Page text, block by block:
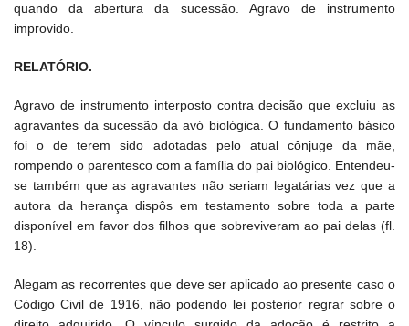
quando da abertura da sucessão. Agravo de instrumento
improvido.
RELATÓRIO.
Agravo de instrumento interposto contra decisão que excluiu as
agravantes da sucessão da avó biológica. O fundamento básico
foi o de terem sido adotadas pelo atual cônjuge da mãe,
rompendo o parentesco com a família do pai biológico. Entendeu-
se também que as agravantes não seriam legatárias vez que a
autora da herança dispôs em testamento sobre toda a parte
disponível em favor dos filhos que sobreviveram ao pai delas (fl.
18).
Alegam as recorrentes que deve ser aplicado ao presente caso o
Código Civil de 1916, não podendo lei posterior regrar sobre o